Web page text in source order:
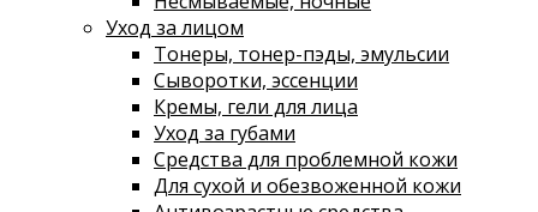
Уход за лицом
Тонеры, тонер-пэды, эмульсии
Сыворотки, эссенции
Кремы, гели для лица
Уход за губами
Средства для проблемной кожи
Для сухой и обезвоженной кожи